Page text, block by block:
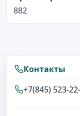
882
Контакты
+7(845) 523-